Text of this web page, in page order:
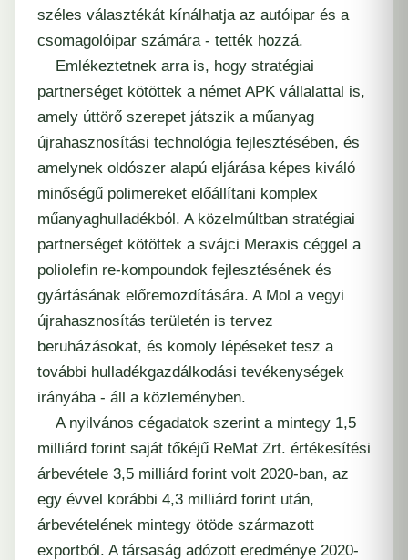
széles választékát kínálhatja az autóipar és a
csomagolóipar számára - tették hozzá.
Emlékeztetnek arra is, hogy stratégiai
partnerséget kötöttek a német APK vállalattal is,
amely úttörő szerepet játszik a műanyag
újrahasznosítási technológia fejlesztésében, és
amelynek oldószer alapú eljárása képes kiváló
minőségű polimereket előállítani komplex
műanyaghulladékból. A közelmúltban stratégiai
partnerséget kötöttek a svájci Meraxis céggel a
poliolefin re-kompoundok fejlesztésének és
gyártásának előremozdítására. A Mol a vegyi
újrahasznosítás területén is tervez
beruházásokat, és komoly lépéseket tesz a
további hulladékgazdálkodási tevékenységek
irányába - áll a közleményben.
A nyilvános cégadatok szerint a mintegy 1,5
milliárd forint saját tőkéjű ReMat Zrt. értékesítési
árbevétele 3,5 milliárd forint volt 2020-ban, az
egy évvel korábbi 4,3 milliárd forint után,
árbevételének mintegy ötöde származott
exportból. A társaság adózott eredménye 2020-